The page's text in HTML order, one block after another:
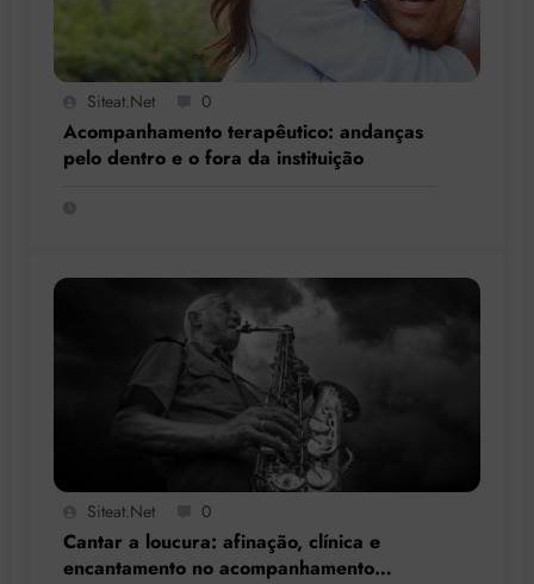
Siteat.net 0
Acompanhamento terapêutico: andanças
pelo dentro e o fora da instituição
Siteat.net 0
Cantar a loucura: afinação, clínica e
encantamento no acompanhamento